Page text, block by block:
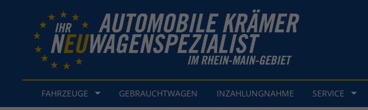
FAHRZEUGE GEBRAUCHTWAGEN INZAHLUNGNAHME SERVICE